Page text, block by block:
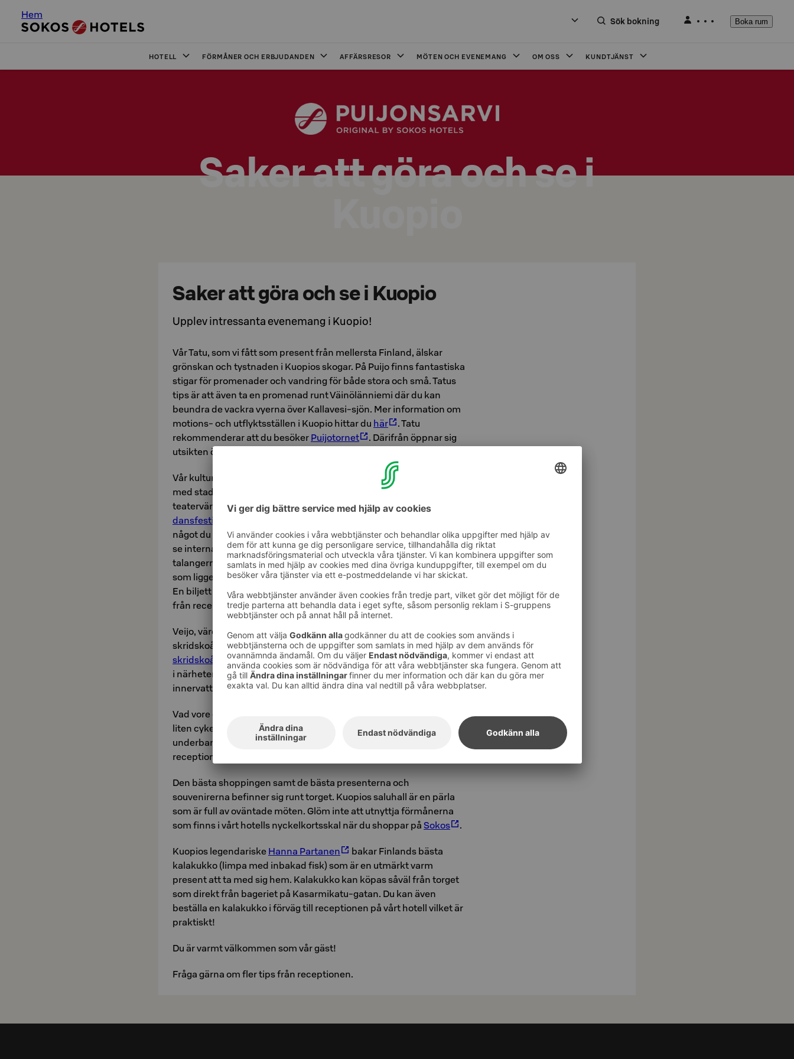
Hem
Sök bokning Boka rum
HOTELL FÖRMÅNER OCH ERBJUDANDEN AFFÄRSRESOR MÖTEN OCH EVENEMANG OM OSS KUNDTJÄNST
Saker att göra och se i
Saker att göra och se i Kuopio
Upplev intressanta evenemang i Kuopio!
Vår Tatu, som vi fått som present från mellersta Finland, älskar
grönskan och tystnaden i Kuopios skogar. På Puijo finns fantastiska
stigar för promenader och vandring för både stora och små. Tatus
tips är att även ta en promenad runt Väinölänniemi där du kan
beundra de vackra vyerna över Kallavesi-sjön. Mer information om
motions- och utflyktsställen i Kuopio hittar du här
. Tatu
rekommenderar att du besöker Puijotornet
. Därifrån öppnar sig
utsikten över Savolax, en av de vackraste utsikterna i världen.
Vår kultur-Kirstis rekommendation för dig är att göra bekantskap
med stadens konserthjärta,
Kuopios Musikcenter
teatervärlds pärla,Kuopios stadsteater . ÄvenKuopio
dansfestival
något du inte vill missa! Under festivalveckan har du möjlighet att
se internationella dansstjärnor såväl som de bästa finska
talangerna. En av Kuopios pärlor är definitivtVB-fotograficentret
som ligger på gatan bredvid vårt hotell i ett vackert trähuskvarter.
En biljett till VB-fotograficentret köper du till ett förmånligare pris
från receptionen på vårt hotell.
Veijo, värden av våra möten och evenemang, rekommenderar
skridskoåkning på Kallavesi-sjön under vintern. De bästa
skridskoåkningsrouterna i Kuopio
börjar från hamnen som ligger
i närheten av vårt hotell. Under sommaren kliver Veijo på
innervattensbåtarna och njuter av den härligt blåa sjön.
Vad vore ett bättre sätt att spendera en sommardag än att ta en
liten cykeltur runt Väinölänniemi och samtidigt njuta av den
underbara sjöutsikten! Du kan låna en trendig Jopo-cykel från
receptionen. Eller varför inte hoppa in i en cykeltaxi?
Den bästa shoppingen samt de bästa presenterna och
souvenirerna befinner sig runt torget. Kuopios saluhall är en pärla
som är full av oväntade möten. Glöm inte att utnyttja förmånerna
som finns i vårt hotells nyckelkortsskal när du shoppar på Sokos .
Kuopios legendariske Hanna Partanen
bakar Finlands bästa
kalakukko (limpa med inbakad fisk) som är en utmärkt varm
present att ta med sig hem. Kalakukko kan köpas såväl från torget
som direkt från bageriet på Kasarmikatu-gatan. Du kan även
beställa en kalakukko i förväg till receptionen på vårt hotell vilket är
praktiskt!
Du är varmt välkommen som vår gäst!
Fråga gärna om fler tips från receptionen.